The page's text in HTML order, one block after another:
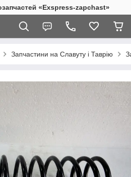
«Exspress-zapchast»
Запчастини на Славуту і Таврію